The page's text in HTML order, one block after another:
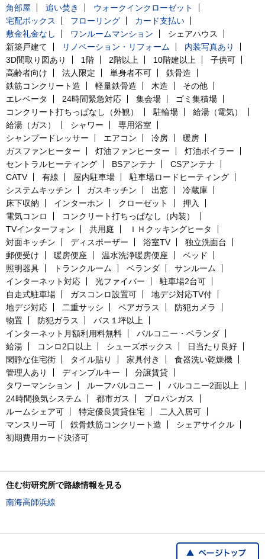
角部屋
追い焚き
ウォークインクローゼット
宅配ボックス
フローリング
カード支払い
敷金礼金なし
ワンルームマンション
シェアハウス
新築戸建て
リノベーション・リフォーム
内装写真あり
3D間取り図あり
1階 2階以上 10階建以上
子供可
高齢者向け
法人限定 単身者不可
鉄骨造
鉄筋コンクリート造
軽量鉄骨造 木造
その他
エレベータ
24時間緊急対応 集会場
ゴミ集積場
コンクリート打ちっぱなし（外観）
駐輪場
給湯（電気）
給湯（ガス）
シャワー
専用浴室
シャンプードレッサー
エアコン 冷房
暖房
ガスファンヒーター
灯油ファンヒーター
灯油ボイラー
セントラルヒーティング
BSアンテナ
CSアンテナ
CATV
有線 屋内駐車場
駐車場ロードヒーティング
システムキッチン
ガスキッチン 出窓
冷蔵庫
床下収納
インターホン クローゼット
押入
電気コンロ
コンクリート打ちっぱなし（内装）
TVインターフォン
共用庭
ＩＨクッキングヒータ
対面キッチン
ディスポーザー 浴室TV
独立洗面台
郵便受け
暖房便座 温水洗浄暖房便座
ベッド
照明器具
トランクルーム ベランダ
サンルーム
インターネット対応
光ファイバー
駐車場2台可
自走式駐車場
ガスコンロ設置可
地デジ対応TV付
地デジ対応
二重サッシ ペアガラス
防犯カメラ
物置
防犯ガラス
バス１坪以上
インターネット月額利用料無料
バルコニー・ベランダ
給湯
コンロ2口以上 シューズボックス
日当たり良好
閑静な住宅街
タイル貼り 家具付き
食器洗い乾燥機
管理人あり
ディンプルキー
分譲賃貸
タワーマンション
ルーフバルコニー
バルコニー2面以上
24時間換気システム
都市ガス
プロパンガス
ルームシェア可
特定優良賃貸住宅
二人入居可
マンスリー可
鉄骨鉄筋コンクリート造
シェアサイクル
初期費用カード決済可
住む街研究所で路線情報を見る
南海高師浜線